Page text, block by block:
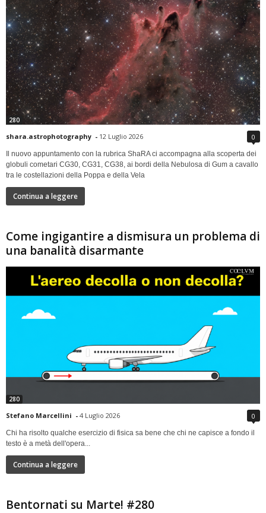
280
shara.astrophotography - 12 Luglio 2026 0
Il nuovo appuntamento con la rubrica ShaRA ci accompagna alla scoperta dei
globuli cometari CG30, CG31, CG38, ai bordi della Nebulosa di Gum a cavallo
tra le costellazioni della Poppa e della Vela
Continua a leggere
Come ingigantire a dismisura un problema di
una banalità disarmante
280
Stefano Marcellini - 4 Luglio 2026 0
Chi ha risolto qualche esercizio di fisica sa bene che chi ne capisce a fondo il
testo è a metà dell'opera...
Continua a leggere
Bentornati su Marte! #280